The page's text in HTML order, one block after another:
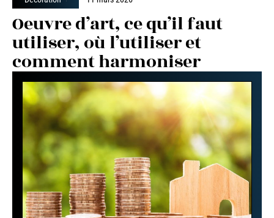
Oeuvre d’art, ce qu’il faut
utiliser, où l’utiliser et
comment harmoniser